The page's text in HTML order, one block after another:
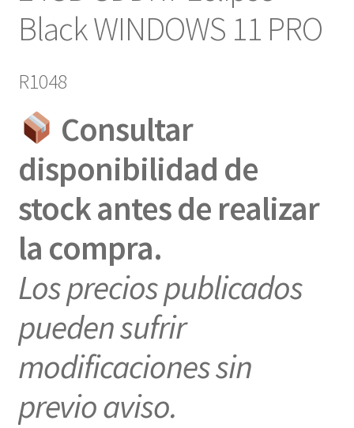
Black WINDOWS 11 PRO
R1048
Consultar
disponibilidad de
stock antes de realizar
la compra.
Los precios publicados
pueden sufrir
modificaciones sin
previo aviso.